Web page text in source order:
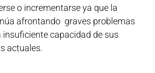
o incrementarse ya que la
afrontando graves problemas
insuficiente capacidad de sus
actuales.